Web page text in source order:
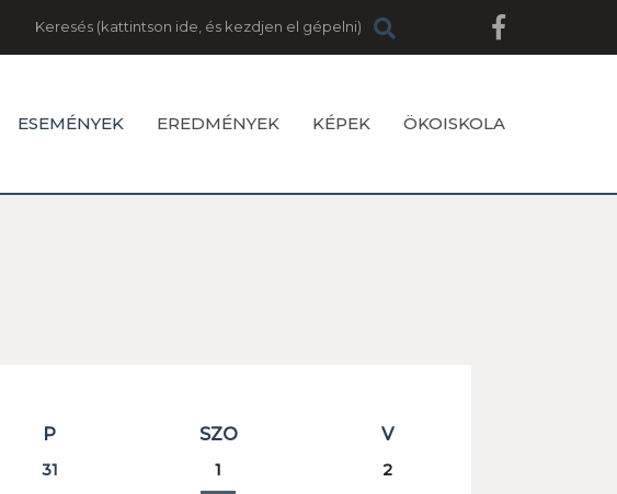
Keresés
ESEMÉNYEK EREDMÉNYEK KÉPEK ÖKOISKOLA
P SZO V
31 1
2